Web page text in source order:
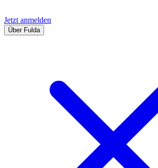
Jetzt anmelden
Über Fulda